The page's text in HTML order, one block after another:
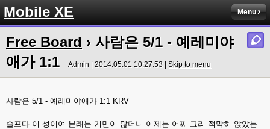
Mobile XE Menu
Free Board › 사람은 5/1 - 예레미야
애가 1:1
Admin | 2014.05.01 10:27:53 | Skip to menu
사람은 5/1 - 예레미야애가 1:1 KRV
슬프다 이 성이여 본래는 거민이 많더니 이제는 어찌 그리 적막히 앉았는